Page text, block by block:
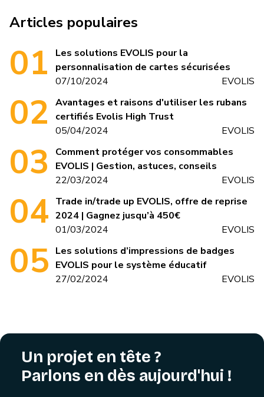
Articles populaires
Les solutions EVOLIS pour la
personnalisation de cartes sécurisées
07/10/2024
EVOLIS
Avantages et raisons d'utiliser les rubans
certifiés Evolis High Trust
05/04/2024
EVOLIS
Comment protéger vos consommables
EVOLIS | Gestion, astuces, conseils
22/03/2024
EVOLIS
Trade in/trade up EVOLIS, offre de reprise
2024 | Gagnez jusqu’à 450€
01/03/2024
EVOLIS
Les solutions d’impressions de badges
EVOLIS pour le système éducatif
27/02/2024
EVOLIS
Un projet en tête ?
Parlons en dès aujourd'hui !